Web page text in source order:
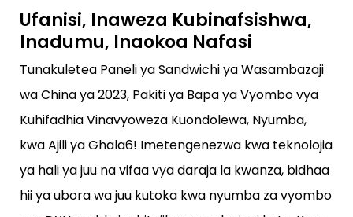
Ufanisi, Inaweza Kubinafsishwa,
Inadumu, Inaokoa Nafasi
Tunakuletea Paneli ya Sandwichi ya Wasambazaji
wa China ya 2023, Pakiti ya Bapa ya Vyombo vya
Kuhifadhia Vinavyoweza Kuondolewa, Nyumba,
kwa Ajili ya Ghala6! Imetengenezwa kwa teknolojia
ya hali ya juu na vifaa vya daraja la kwanza, bidhaa
hii ya ubora wa juu kutoka kwa nyumba za vyombo